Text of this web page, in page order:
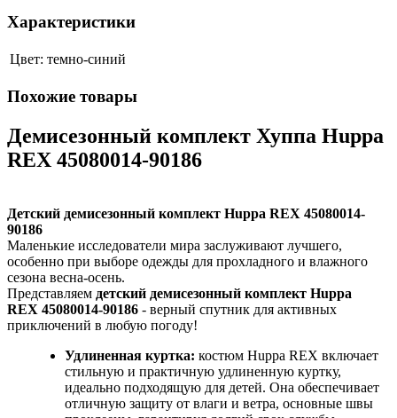
Характеристики
Цвет: темно-синий
Похожие товары
Демисезонный комплект Хуппа Huppa
REX 45080014-90186
Детский демисезонный комплект Huppa REX 45080014-
90186
Маленькие исследователи мира заслуживают лучшего,
особенно при выборе одежды для прохладного и влажного
сезона весна-осень.
Представляем детский демисезонный комплект Huppa
REX 45080014-90186 - верный спутник для активных
приключений в любую погоду!
Удлиненная куртка: костюм Huppa REX включает
стильную и практичную удлиненную куртку,
идеально подходящую для детей. Она обеспечивает
отличную защиту от влаги и ветра, основные швы